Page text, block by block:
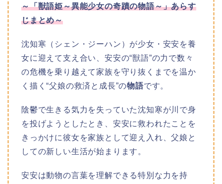
～「獣語姫～異能少女の奇蹟の物語～」あらす
じまとめ～
沈知寒（シェン・ジーハン）が少女・安安を養
女に迎えて支え合い、安安の“獣語”の力で数々
の危機を乗り越えて家族を守り抜くまでを温か
く描く“父娘の救済と成長”の物語です。
陰鬱で生きる気力を失っていた沈知寒が川で身
を投げようとしたとき、安安に救われたことを
きっかけに彼女を家族として迎え入れ、父娘と
しての新しい生活が始まります。
安安は動物の言葉を理解できる特別な力を持